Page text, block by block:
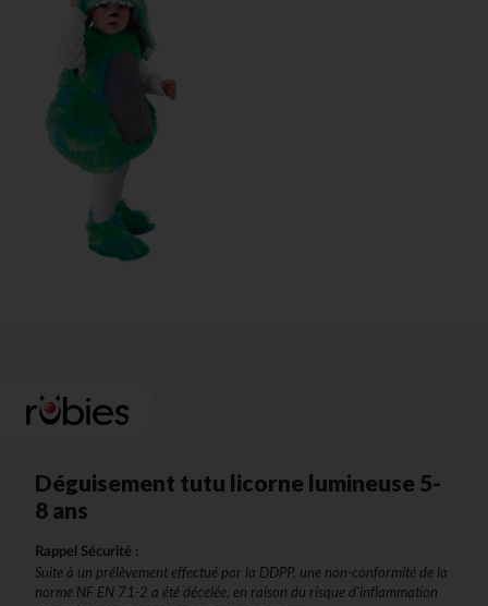
Déguisement tutu licorne lumineuse 5-
8 ans
Rappel Sécurité :
Suite à un prélèvement effectué par la DDPP, une non-conformité de la
norme NF EN 71-2 a été décelée, en raison du risque d'inflammation